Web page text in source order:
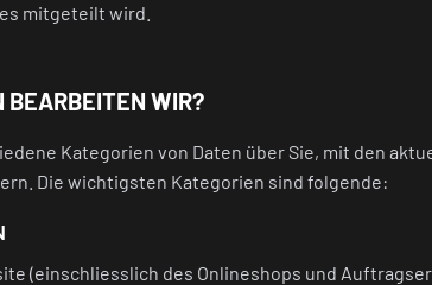
mitgeteilt wird.
BEARBEITEN WIR?
Kategorien von Daten über Sie, mit den
Die wichtigsten Kategorien sind folgende:
(einschliesslich des Onlineshops und